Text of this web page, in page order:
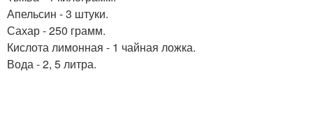
Апельсин - 3 штуки.
Сахар - 250 грамм.
Кислота лимонная - 1 чайная ложка.
Вода - 2, 5 литра.